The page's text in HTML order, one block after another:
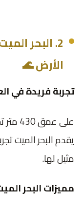
2. البحر
الأرض 🌊
تجربة فريدة في
على
يقدم البحر الميت
مثيل لها.
مميزات البحر